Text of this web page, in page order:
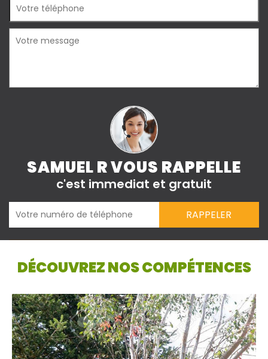
SAMUEL R VOUS RAPPELLE
c'est immediat et gratuit
DÉCOUVREZ NOS COMPÉTENCES